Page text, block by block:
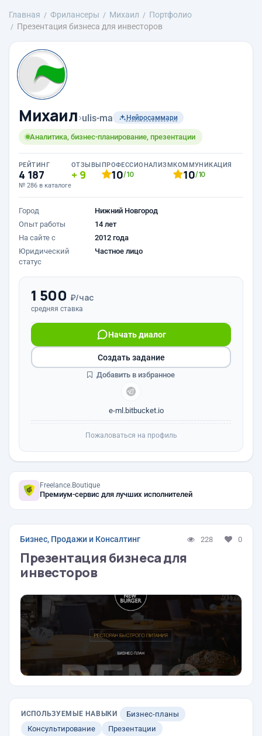
Главная Фрилансеры Михаил
Портфолио
Презентация бизнеса для инвесторов
Михаил›ulis-ma Нейросаммари
Аналитика, бизнес-планирование, презентации
РЕЙТИНГ
4 187
№ 286 в каталоге
ОТЗЫВЫ
9
ПРОФЕССИОНАЛИЗМ
10/10
КОММУНИКАЦИЯ
10/10
Город
Нижний Новгород
Опыт работы
14 лет
На сайте с
2012 года
Юридический
статус
Частное лицо
1 500 ₽/час
средняя ставка
Начать диалог
e-ml.bitbucket.io
Создать задание
Добавить в избранное
Пожаловаться на профиль
Freelance.Boutique
Премиум-сервис для лучших исполнителей
Бизнес, Продажи и Консалтинг 228 0
Презентация бизнеса для
инвесторов
ИСПОЛЬЗУЕМЫЕ НАВЫКИ
Бизнес-планы
Консультирование
Презентации